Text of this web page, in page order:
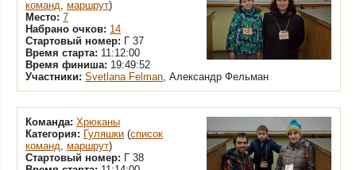
команд, маршрут)
Место: 7
Набрано очков: 14
Стартовый номер: Г 37
Время старта: 11:12:00
Время финиша: 19:49:52
Участники: Svetlana Felman, Александр Фельман
Команда: Хрюканы
Категория: Гуляшки (список
команд, маршрут)
Стартовый номер: Г 38